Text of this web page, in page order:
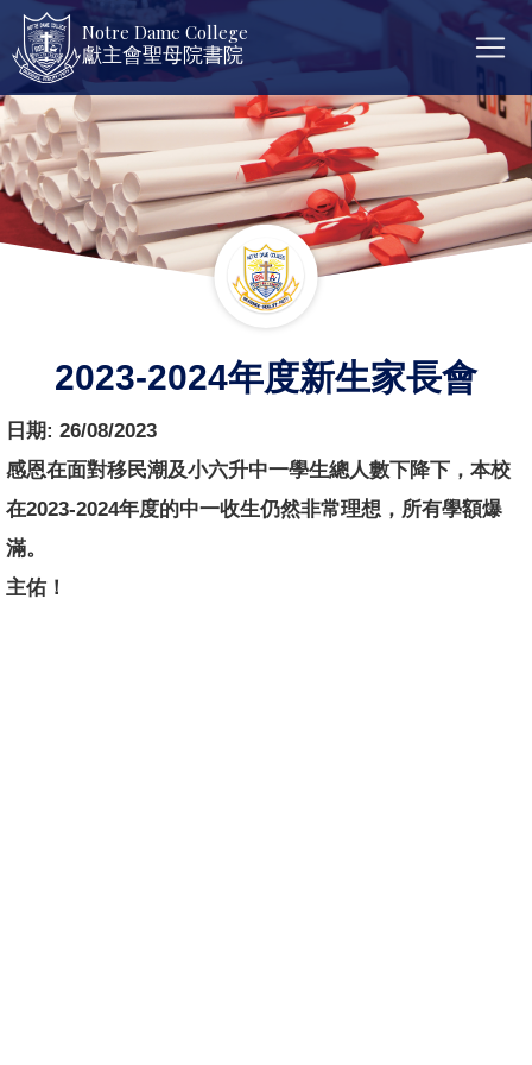
Notre Dame College
獻主會聖母院書院
2023-2024年度新生家長會
日期: 26/08/2023
感恩在面對移民潮及小六升中一學生總人數下降下， 本校
在2023-2024年度的中一收生仍然非常理想， 所有學額爆
滿。
主佑！